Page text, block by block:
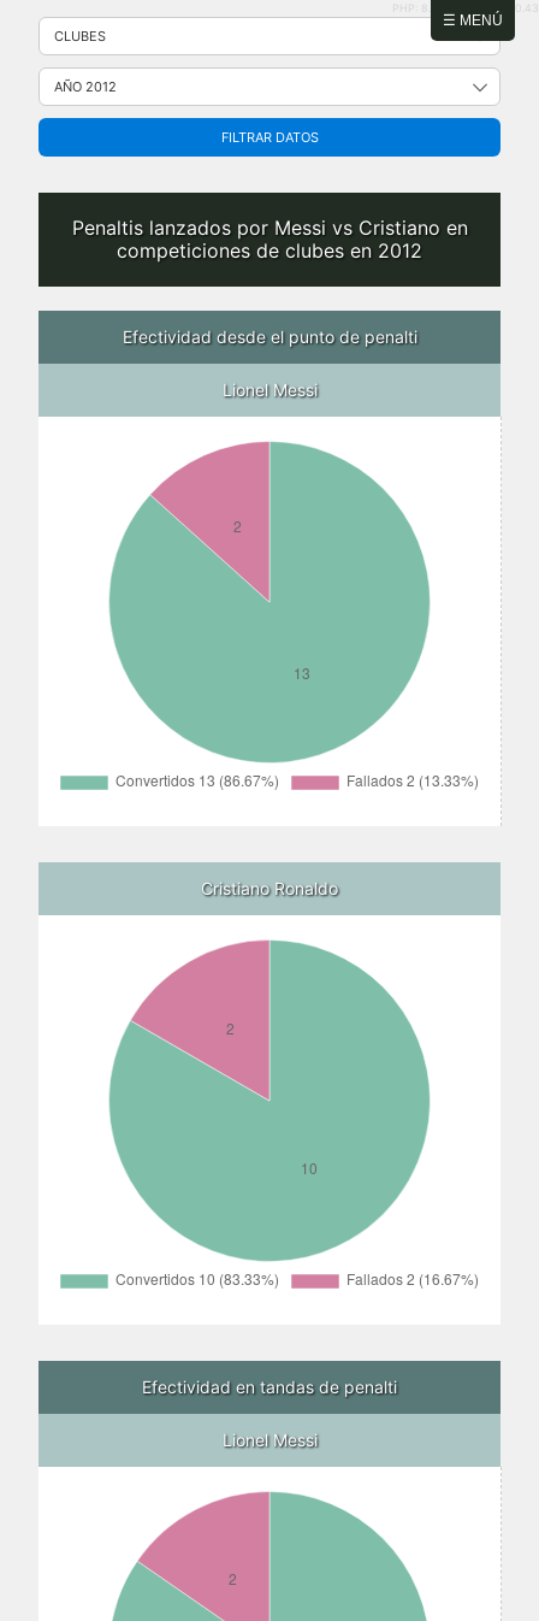
☰ MENÚ
Saltar
contenido
PHP: 8.2.31 | MySQL: 8.0.43
FILTRAR DATOS
Penaltis lanzados por Messi vs Cristiano en
competiciones de clubes en 2012
Efectividad desde el punto de penalti
Lionel Messi
Cristiano Ronaldo
Efectividad en tandas de penalti
Lionel Messi